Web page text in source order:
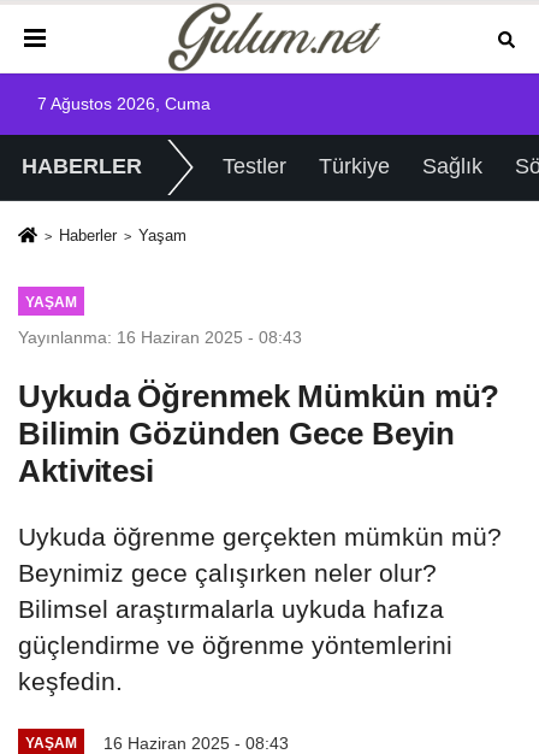
7 Ağustos 2026, Cuma
HABERLER Testler Türkiye Sağlık
Haberler Yaşam
YAŞAM
Yayınlanma: 16 Haziran 2025 - 08:43
Uykuda Öğrenmek Mümkün mü?
Bilimin Gözünden Gece Beyin
Aktivitesi
Uykuda öğrenme gerçekten mümkün mü?
Beynimiz gece çalışırken neler olur?
Bilimsel araştırmalarla uykuda hafıza
güçlendirme ve öğrenme yöntemlerini
keşfedin.
YAŞAM 16 Haziran 2025 - 08:43